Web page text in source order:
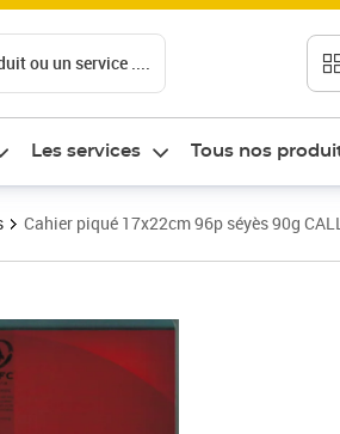
ou un service ....
Les services Tous nos
Cahier piqué 17x22cm 96p séyès 90g